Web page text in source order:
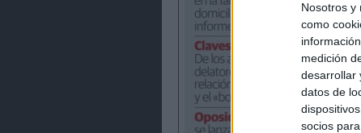
Nosotros y
como
medición
desarrollar
datos de
socios